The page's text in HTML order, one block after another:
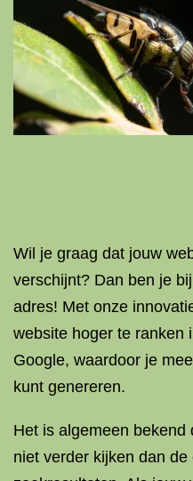
Wil je graag dat jouw
verschijnt? Dan ben je bij
adres! Met onze
website hoger te ranken
Google, waardoor je
kunt genereren.
Het is algemeen
niet verder kijken dan